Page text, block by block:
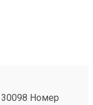
Номер